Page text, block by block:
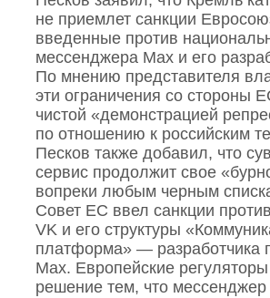
не приемлет санкции
введенные против
мессенджера Mах и его
По мнению представителя
эти ограничения со стороны
чистой «демонстрацией
по отношению к российским
Песков также добавил, что
сервис продолжит свое
вопреки любым черным
Совет ЕС ввел санкции
VK и его структуры
платформа» — разработчика
Mах. Европейские
решение тем, что мессенджер